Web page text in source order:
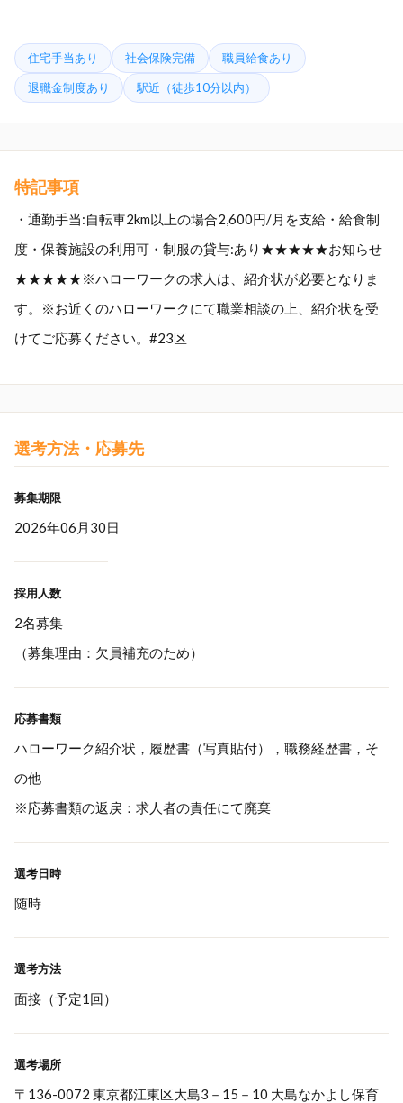
住宅手当あり 社会保険完備 職員給食あり
退職金制度あり 駅近（徒歩10分以内）
特記事項
・通勤手当:自転車2km以上の場合2,600円/月を支給・給食制
度・保養施設の利用可・制服の貸与:あり★★★★★お知らせ
★★★★★※ハローワークの求人は、紹介状が必要となりま
す。※お近くのハローワークにて職業相談の上、紹介状を受
けてご応募ください。#23区
選考方法・応募先
募集期限
2026年06月30日
採用人数
2名募集
（募集理由：欠員補充のため）
応募書類
ハローワーク紹介状，履歴書（写真貼付），職務経歴書，そ
の他
※応募書類の返戻：求人者の責任にて廃棄
選考日時
随時
選考方法
面接（予定1回）
選考場所
〒136-0072 東京都江東区大島3－15－10 大島なかよし保育